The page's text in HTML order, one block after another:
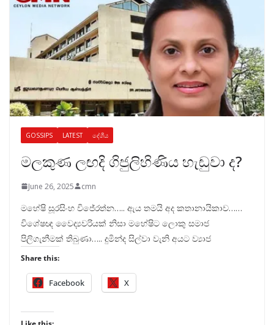
GOSSIPS LATEST දේශීය
මලකුණ ලඟදි ගිජුලිහිණිය හැඬුවා ද?
June 26, 2025 cmn
මහේෂි සූරසිංහ විජේරත්න….. ඇය තමයි අද කතානායිකාව……
විශේෂඥ වෛද්‍යවරියක් නිසා මහේෂිට ලොකු සමාජ
පිලිගැනීමක් තිබුණා….. දුමින්ද සිල්වා වැනි අයට ව්‍යාජ
Share this:
Facebook X